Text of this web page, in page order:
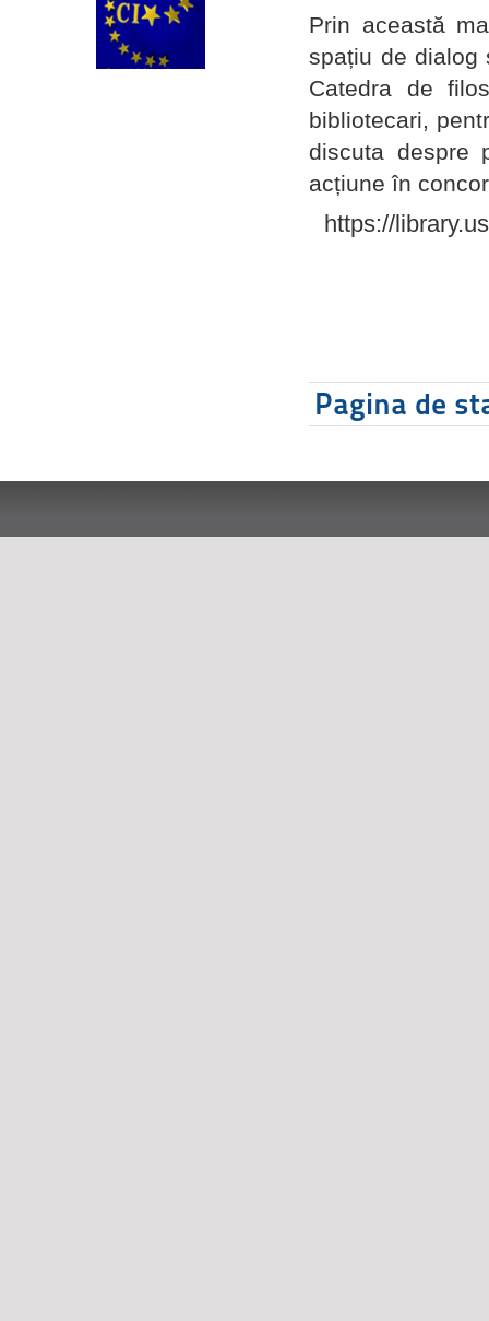
Prin această
spațiu de dialog
Catedra de
bibliotecari,
discuta despre
acțiune în
https://
Pagina de